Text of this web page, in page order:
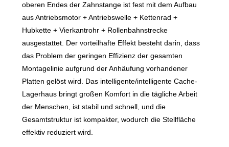
oberen Endes der Zahnstange ist fest mit dem Aufbau
aus Antriebsmotor + Antriebswelle + Kettenrad +
Hubkette + Vierkantrohr + Rollenbahnstrecke
ausgestattet. Der vorteilhafte Effekt besteht darin, dass
das Problem der geringen Effizienz der gesamten
Montagelinie aufgrund der Anhäufung vorhandener
Platten gelöst wird. Das intelligente/intelligente Cache-
Lagerhaus bringt großen Komfort in die tägliche Arbeit
der Menschen, ist stabil und schnell, und die
Gesamtstruktur ist kompakter, wodurch die Stellfläche
effektiv reduziert wird.